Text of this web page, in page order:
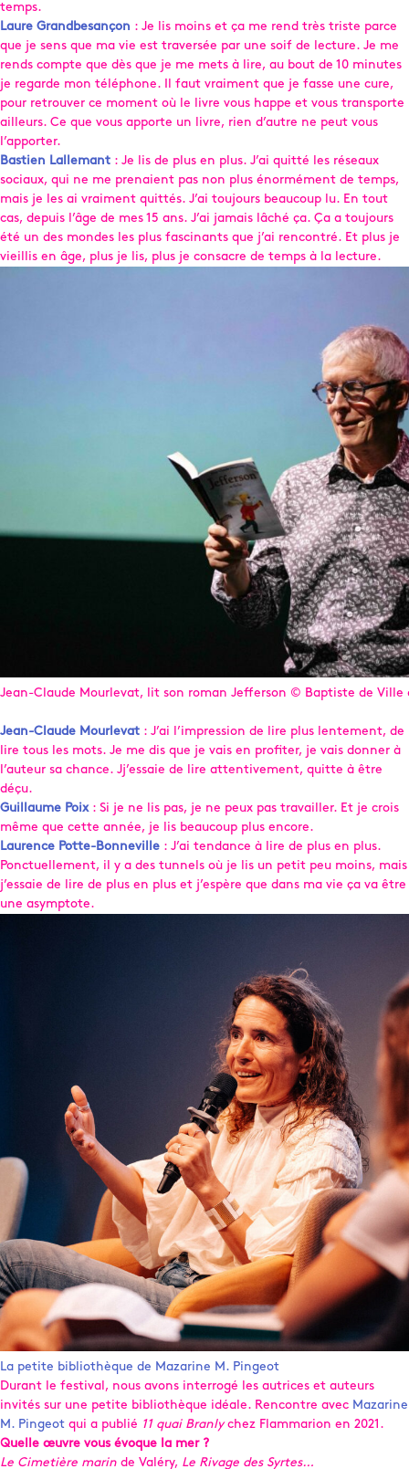
temps.
Laure Grandbesançon : Je lis moins et ça me rend très triste parce
que je sens que ma vie est traversée par une soif de lecture. Je me
rends compte que dès que je me mets à lire, au bout de 10 minutes
je regarde mon téléphone. Il faut vraiment que je fasse une cure,
pour retrouver ce moment où le livre vous happe et vous transporte
ailleurs. Ce que vous apporte un livre, rien d’autre ne peut vous
l’apporter.
Bastien Lallemant : Je lis de plus en plus. J’ai quitté les réseaux
sociaux, qui ne me prenaient pas non plus énormément de temps,
mais je les ai vraiment quittés. J’ai toujours beaucoup lu. En tout
cas, depuis l’âge de mes 15 ans. J’ai jamais lâché ça. Ça a toujours
été un des mondes les plus fascinants que j’ai rencontré. Et plus je
vieillis en âge, plus je lis, plus je consacre de temps à la lecture.
Jean-Claude Mourlevat, lit son roman Jefferson © Baptiste de Ville
Jean-Claude Mourlevat : J’ai l’impression de lire plus lentement, de
lire tous les mots. Je me dis que je vais en profiter, je vais donner à
l’auteur sa chance. Jj’essaie de lire attentivement, quitte à être
déçu.
Guillaume Poix: Si je ne lis pas, je ne peux pas travailler. Et je crois
même que cette année, je lis beaucoup plus encore.
Laurence Potte-Bonneville : J’ai tendance à lire de plus en plus.
Ponctuellement, il y a des tunnels où je lis un petit peu moins, mais
j’essaie de lire de plus en plus et j’espère que dans ma vie ça va être
une asymptote.
La petite bibliothèque de Mazarine M. Pingeot
Durant le festival, nous avons interrogé les autrices et auteurs
invités sur une petite bibliothèque idéale. Rencontre avec Mazarine
M. Pingeot qui a publié 11 quai Branly chez Flammarion en 2021.
Quelle œuvre vous évoque la mer ?
Le Cimetière marin de Valéry, Le Rivage des Syrtes…